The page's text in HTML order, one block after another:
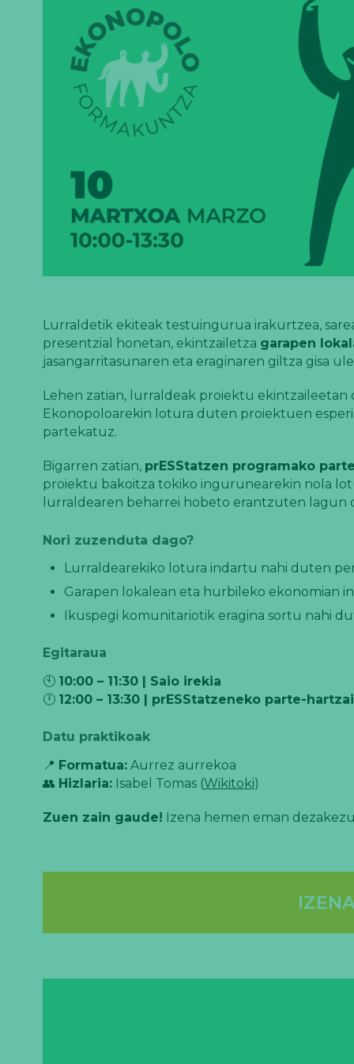
Lurraldetik ekiteak testuingurua irakurtzea,
presentzial honetan, ekintzailetza garapen
jasangarritasunaren eta eraginaren giltza gisa
Lehen zatian, lurraldeak proiektu
Ekonopoloarekin lotura duten proiektuen
partekatuz.
Bigarren zatian, prESStatzen programako
proiektu bakoitza tokiko ingurunearekin nola
lurraldearen beharrei hobeto erantzuten
Nori zuzenduta dago?
Lurraldearekiko lotura indartu nahi duten
Garapen lokalean eta hurbileko ekonomian
Ikuspegi komunitariotik eragina sortu nahi
Egitaraua
🕙 10:00 – 11:30 | Saio irekia
🕛 12:00 – 13:30 | prESStatzeneko parte-
Datu praktikoak
📍 Formatua:Aurrez aurrekoa
👥 Hizlaria:Isabel Tomas (Wikitoki)
Zuen zain gaude! Izena hemen eman